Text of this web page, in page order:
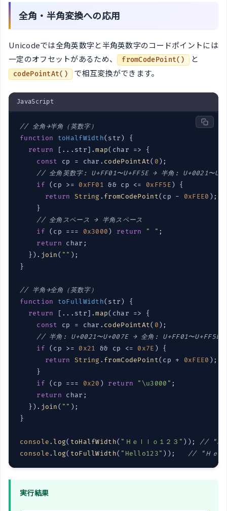
全角・半角変換への応用
Unicodeでは全角英数字と半角英数字のコードポイントには
一定のオフセットがあるため、
fromCodePoint() と
codePointAt() で相互変換ができます。
JavaScript
// 全角→半角（英数字）
function
toHalfWidth(str) {
return [...str].map( char =>
{
const
cp = char. codePointAt( 0);
// 全角英数字: U+FF01〜U+FF5E → 半角: U+0021〜
if (cp >= 0xFF01 && cp <= 0xFF5E) {
return
String . fromCodePoint(cp - 0xFEE0 );
    }
// 全角スペース → 半角スペース
if (cp === 0x3000) return " " ;
return char;
  }).
join( "" );
}
// 半角→全角（英数字）
function
toFullWidth(str) {
return [...str].map( char =>
{
const
cp = char. codePointAt( 0);
// 半角: U+0021〜U+007E → 全角: U+FF01〜U+FF5E
if (cp >= 0x21 && cp <= 0x7E ) {
return
String . fromCodePoint(cp + 0xFEE0 );
    }
if (cp === 0x20 ) return "\u3000" ;
return char;
  }).
join( "" );
}
console.log( toHalfWidth( "Ｈｅｌｌｏ１２３" )); //
console.log( toFullWidth( "Hello123" )); // "Ｈｅｌ
実行結果